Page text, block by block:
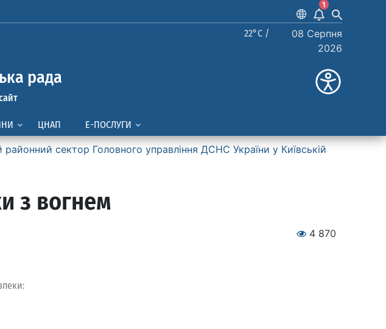
1
рада
22°C /
08 Серпня
2026
ЦНАП Е-ПОСЛУГИ
районний сектор Головного управління ДСНС України у Київській
з вогнем
4 870